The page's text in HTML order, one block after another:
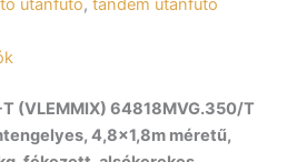
utánfutó, tandem utánfutó
T (VLEMMIX) 64818MVG.350/T
4,8×1,8m méretű,